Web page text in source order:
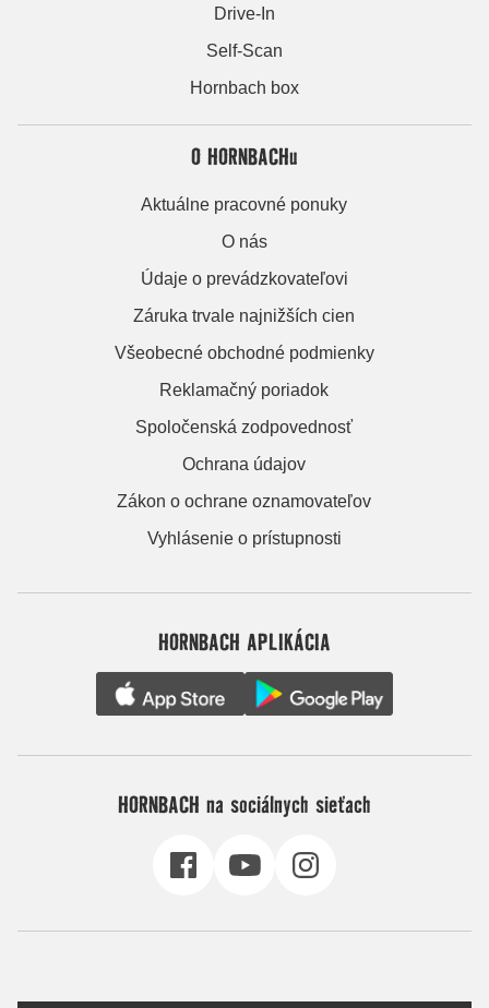
Drive-In
Self-Scan
Hornbach box
O HORNBACHu
Aktuálne pracovné ponuky
O nás
Údaje o prevádzkovateľovi
Záruka trvale najnižších cien
Všeobecné obchodné podmienky
Reklamačný poriadok
Spoločenská zodpovednosť
Ochrana údajov
Zákon o ochrane oznamovateľov
Vyhlásenie o prístupnosti
HORNBACH APLIKÁCIA
HORNBACH na sociálnych sieťach